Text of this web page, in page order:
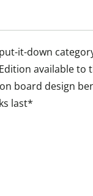
it-down
available
board design
last*